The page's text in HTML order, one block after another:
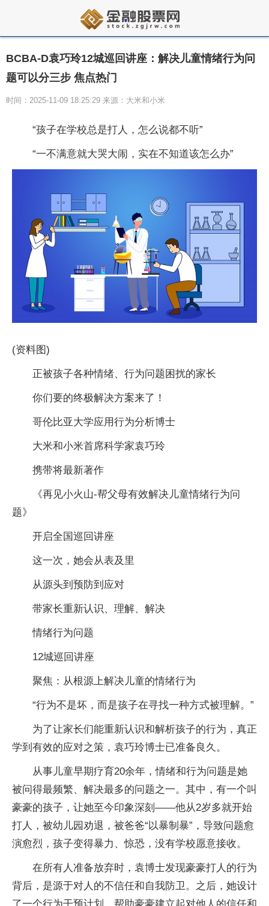
BCBA-D袁巧玲12城巡回讲座：解决儿童情绪行为问
题可以分三步 焦点热门
时间：2025-11-09 18:25:29 来源：大米和小米
“孩子在学校总是打人，怎么说都不听”
“一不满意就大哭大闹，实在不知道该怎么办”
(资料图)
正被孩子各种情绪、行为问题困扰的家长
你们要的终极解决方案来了！
哥伦比亚大学应用行为分析博士
大米和小米首席科学家袁巧玲
携带将最新著作
《再见小火山-帮父母有效解决儿童情绪行为问
题》
开启全国巡回讲座
这一次，她会从表及里
从源头到预防到应对
带家长重新认识、理解、解决
情绪行为问题
12城巡回讲座
聚焦：从根源上解决儿童的情绪行为
“行为不是坏，而是孩子在寻找一种方式被理解。”
为了让家长们能重新认识和解析孩子的行为，真正
学到有效的应对之策，袁巧玲博士已准备良久。
从事儿童早期疗育20余年，情绪和行为问题是她
被问得最频繁、解决最多的问题之一。其中，有一个叫
豪豪的孩子，让她至今印象深刻——他从2岁多就开始
打人，被幼儿园劝退，被爸爸“以暴制暴”，导致问题愈
演愈烈，孩子变得暴力、惊恐，没有学校愿意接收。
在所有人准备放弃时，袁博士发现豪豪打人的行为
背后，是源于对人的不信任和自我防卫。之后，她设计